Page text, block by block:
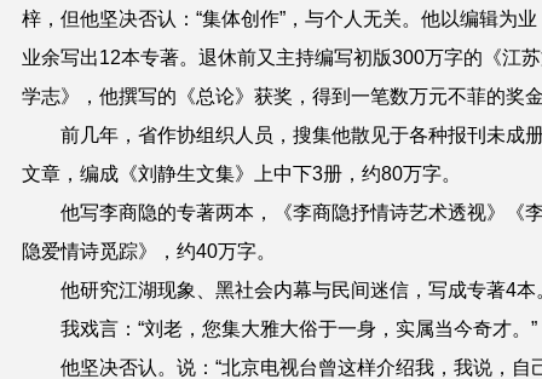
梓，但他坚决否认：“集体创作”，与个人无关。他以编辑为业
业余写出12本专著。退休前又主持编写初版300万字的《江
学志》，他撰写的《总论》获奖，得到一笔数万元不菲的奖
前几年，省作协组织人员，搜集他散见于各种报刊未成
文章，编成《刘静生文集》上中下3册，约80万字。
他写李商隐的专著两本，《李商隐抒情诗艺术透视》《
隐爱情诗觅踪》，约40万字。
他研究江湖现象、黑社会内幕与民间迷信，写成专著4本
我戏言：“刘老，您集大雅大俗于一身，实属当今奇才。”
他坚决否认。说：“北京电视台曾这样介绍我，我说，自